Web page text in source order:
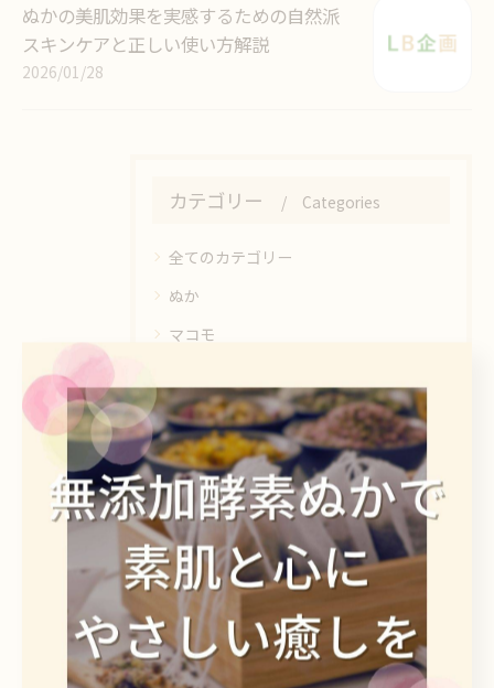
ぬかの美肌効果を実感するための自然派
スキンケアと正しい使い方解説
2026/01/28
カテゴリー Categories
全てのカテゴリー
ぬか
マコモ
最近の投稿 Recent Posts
2026/08/06
入浴剤と毛穴悩みを同時ケアする効果的な使い方と選び方のポイント
2026/08/05
入浴剤の無刺激な選び方と敏感肌におすすめのやさしいバスケア徹底ガイド